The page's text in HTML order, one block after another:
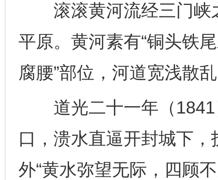
滚滚黄河流经三门峡
平原。黄河素有“铜头铁
腐腰”部位，河道宽浅散
道光二十一年（1841
口，溃水直逼开封城下，
外“黄水弥望无际，四顾